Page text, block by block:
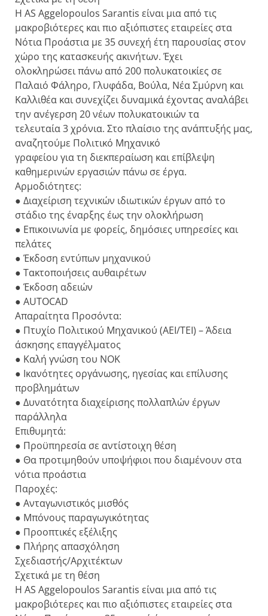
Η AS Aggelopoulos Sarantis είναι μια από τις
μακροβιότερες και πιο αξιόπιστες εταιρείες στα
Νότια Προάστια με 35 συνεχή έτη παρουσίας στον
χώρο της κατασκευής ακινήτων. Έχει
ολοκληρώσει πάνω από 200 πολυκατοικίες σε
Παλαιό Φάληρο, Γλυφάδα, Βούλα, Νέα Σμύρνη και
Καλλιθέα και συνεχίζει δυναμικά έχοντας αναλάβει
την ανέγερση 20 νέων πολυκατοικιών τα
τελευταία 3 χρόνια. Στο πλαίσιο της ανάπτυξής μας,
αναζητούμε Πολιτικό Μηχανικό
γραφείου για τη διεκπεραίωση και επίβλεψη
καθημερινών εργασιών πάνω σε έργα.
Αρμοδιότητες:
● Διαχείριση τεχνικών ιδιωτικών έργων από το
στάδιο της έναρξης έως την ολοκλήρωση
● Επικοινωνία με φορείς, δημόσιες υπηρεσίες και
πελάτες
● Έκδοση εντύπων μηχανικού
● Τακτοποιήσεις αυθαιρέτων
● Έκδοση αδειών
● AUTOCAD
Απαραίτητα Προσόντα:
● Πτυχίο Πολιτικού Μηχανικού (ΑΕΙ/ΤΕΙ) – Άδεια
άσκησης επαγγέλματος
● Καλή γνώση του ΝΟΚ
● Ικανότητες οργάνωσης, ηγεσίας και επίλυσης
προβλημάτων
● Δυνατότητα διαχείρισης πολλαπλών έργων
παράλληλα
Επιθυμητά:
● Προϋπηρεσία σε αντίστοιχη θέση
● Θα προτιμηθούν υποψήφιοι που διαμένουν στα
νότια προάστια
Παροχές:
● Ανταγωνιστικός μισθός
● Μπόνους παραγωγικότητας
● Προοπτικές εξέλιξης
● Πλήρης απασχόληση
Σχεδιαστής/Αρχιτέκτων
Σχετικά με τη θέση
Η AS Aggelopoulos Sarantis είναι μια από τις
μακροβιότερες και πιο αξιόπιστες εταιρείες στα